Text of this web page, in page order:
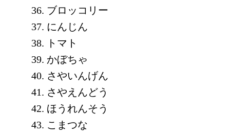
ブロッコリー
にんじん
トマト
かぼちゃ
さやいんげん
さやえんどう
ほうれんそう
こまつな